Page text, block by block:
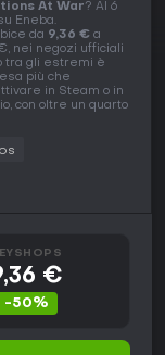
At War? Al 6
Eneba.
da 9,36 € a
nei negozi ufficiali
tra gli estremi è
più che
in Steam o in
con oltre un quarto
€
-50%